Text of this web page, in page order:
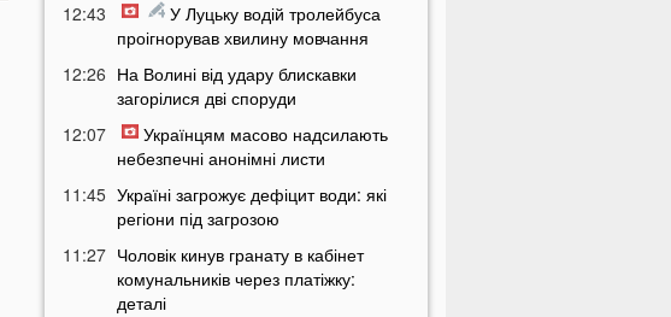
12:43
У Луцьку водій тролейбуса
проігнорував хвилину мовчання
12:26 На Волині від удару блискавки
загорілися дві споруди
12:07
Українцям масово надсилають
небезпечні анонімні листи
11:45 Україні загрожує дефіцит води: які
регіони під загрозою
11:27 Чоловік кинув гранату в кабінет
комунальників через платіжку:
деталі